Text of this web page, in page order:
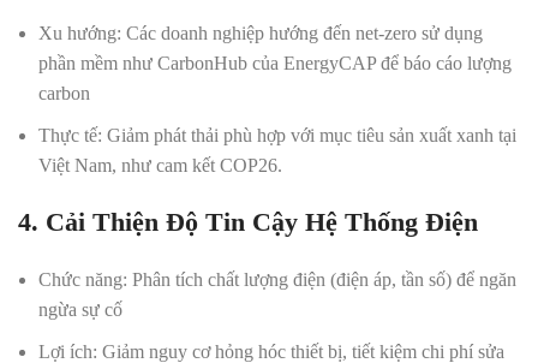
Xu hướng: Các doanh nghiệp hướng đến net-zero sử dụng
phần mềm như CarbonHub của EnergyCAP để báo cáo lượng
carbon
Thực tế: Giảm phát thải phù hợp với mục tiêu sản xuất xanh tại
Việt Nam, như cam kết COP26.
4. Cải Thiện Độ Tin Cậy Hệ Thống Điện
Chức năng: Phân tích chất lượng điện (điện áp, tần số) để ngăn
ngừa sự cố
Lợi ích: Giảm nguy cơ hỏng hóc thiết bị, tiết kiệm chi phí sửa